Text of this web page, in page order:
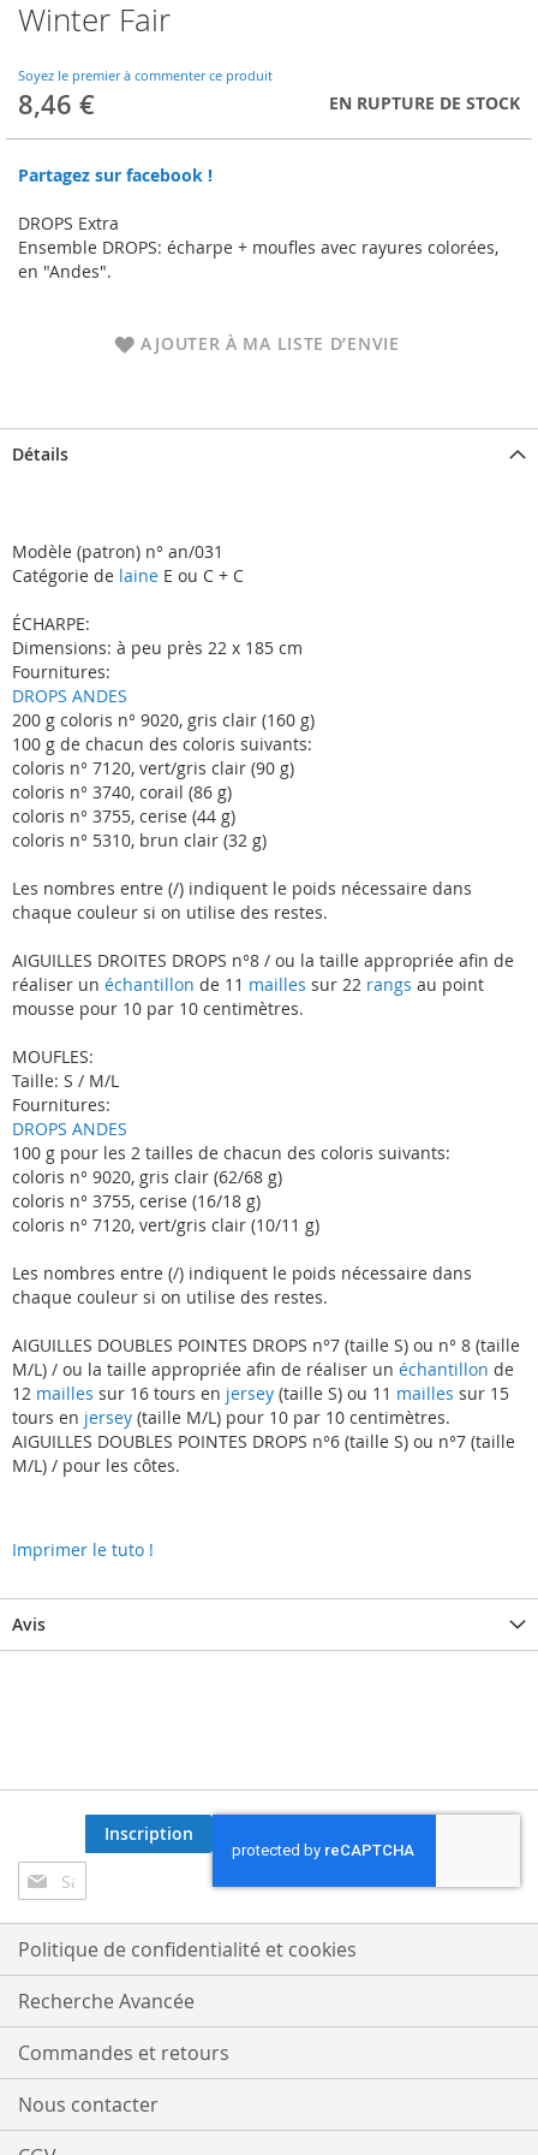
Winter Fair
Soyez le premier à commenter ce produit
8,46 € EN RUPTURE DE STOCK
Partagez sur facebook !
DROPS Extra
Ensemble DROPS: écharpe + moufles avec rayures colorées,
en "Andes".
AJOUTER À MA LISTE D’ENVIE
Skip
to
beginning
of
the
gallery
Détails
Modèle (patron) n° an/031
Catégorie de laine E ou C + C
ÉCHARPE:
Dimensions: à peu près 22 x 185 cm
Fournitures:
DROPS ANDES
200 g coloris n° 9020, gris clair (160 g)
100 g de chacun des coloris suivants:
coloris n° 7120, vert/gris clair (90 g)
coloris n° 3740, corail (86 g)
coloris n° 3755, cerise (44 g)
coloris n° 5310, brun clair (32 g)
Les nombres entre (/) indiquent le poids nécessaire dans
chaque couleur si on utilise des restes.
AIGUILLES DROITES DROPS n°8 / ou la taille appropriée afin de
réaliser un échantillon de 11 mailles sur 22 rangs au point
mousse pour 10 par 10 centimètres.
MOUFLES:
Taille: S / M/L
Fournitures:
DROPS ANDES
100 g pour les 2 tailles de chacun des coloris suivants:
coloris n° 9020, gris clair (62/68 g)
coloris n° 3755, cerise (16/18 g)
coloris n° 7120, vert/gris clair (10/11 g)
Les nombres entre (/) indiquent le poids nécessaire dans
chaque couleur si on utilise des restes.
AIGUILLES DOUBLES POINTES DROPS n°7 (taille S) ou n° 8 (taille
M/L) / ou la taille appropriée afin de réaliser un échantillon de
12 mailles sur 16 tours en jersey (taille S) ou 11 mailles sur 15
tours en jersey (taille M/L) pour 10 par 10 centimètres.
AIGUILLES DOUBLES POINTES DROPS n°6 (taille S) ou n°7 (taille
M/L) / pour les côtes.
Imprimer le tuto !
Avis
Inscription
à
notre
lettre
d’information
:
Inscription
Politique de confidentialité et cookies
Recherche Avancée
Commandes et retours
Nous contacter